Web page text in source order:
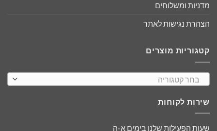
מדניות ומשלוחים
הצהרת נגישות לאתר
קטגוריות מוצרים
בחר קטגוריה
שירות לקוחות
שעות הפעילות שלנו בימים א-ה